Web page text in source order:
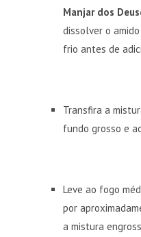
Manjar dos
dissolver o
frio antes de
Transfira a
fundo grosso e
Leve ao fogo
por
a mistura